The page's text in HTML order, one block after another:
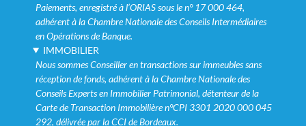
Paiements, enregistré à l’ORIAS sous le n° 17 000 464,
adhérent à la Chambre Nationale des Conseils Intermédiaires
en Opérations de Banque.
IMMOBILIER
Nous sommes Conseiller en transactions sur immeubles sans
réception de fonds, adhérent à la Chambre Nationale des
Conseils Experts en Immobilier Patrimonial, détenteur de la
Carte de Transaction Immobilière n°CPI 3301 2020 000 045
292, délivrée par la CCI de Bordeaux.